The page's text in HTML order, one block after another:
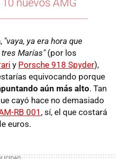
nuevos AMG
"vaya, ya era hora que
Marías"(por los
y Porsche 918 Spyder),
equivocando porque
aún más alto. Tan
cayó hace no demasiado
RB 001 , sí, el que costará
euros.